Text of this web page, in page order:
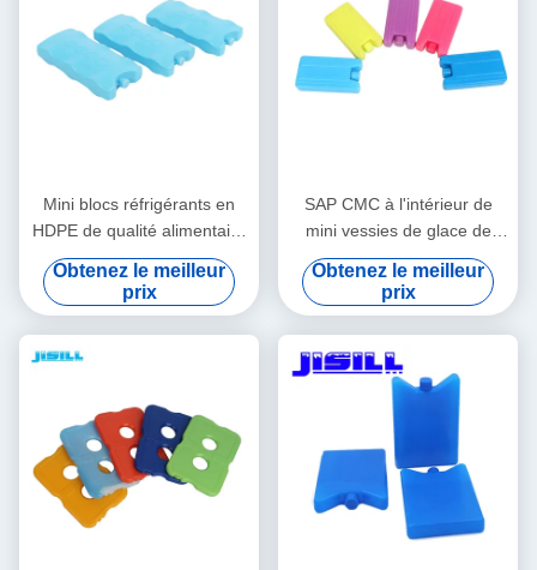
Mini blocs réfrigérants en
HDPE de qualité alimentaire
Forme/Couleur/Taille/Impression/Emballage
personnalisables Livraison
en 15-20 jours
Obtenez le meilleur
prix
SAP CMC à l'intérieur de
mini vessies de glace de
Liquild pour des enfants 10,8
* 5,8 * 2cm
Obtenez le meilleur
prix